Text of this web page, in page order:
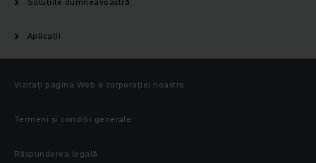
Aplicații
Vizitați pagina Web a corporației noastre
Termeni și condiții generale
Răspunderea legală